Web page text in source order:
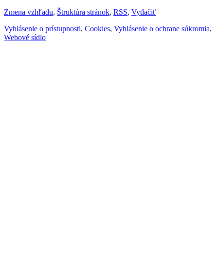
Zmena vzhľadu, Štruktúra stránok, RSS, Vytlačiť
Vyhlásenie o prístupnosti, Cookies, Vyhlásenie o ochrane súkromia,
Webové sídlo